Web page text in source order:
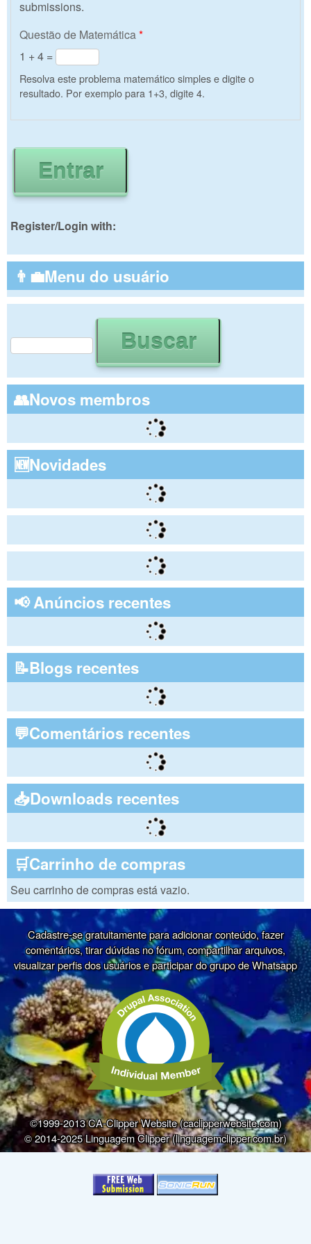
submissions.
Questão de Matemática *
1 + 4 =
Resolva este problema matemático simples e digite o
resultado. Por exemplo para 1+3, digite 4.
Register/Login with:
👨‍💼Menu do usuário
Formulário de busca
👥Novos membros
🆕Novidades
📢 Anúncios recentes
📝Blogs recentes
💬Comentários recentes
📥Downloads recentes
🛒Carrinho de compras
Seu carrinho de compras está vazio.
Cadastre-se gratuitamente para adicionar conteúdo, fazer
comentários, tirar dúvidas no fórum, compartilhar arquivos,
visualizar perfis dos usuários e participar do grupo de Whatsapp
©1999-2013 CA-Clipper Website (caclipperwebsite.com)
© 2014-2025 Linguagem Clipper (linguagemclipper.com.br)